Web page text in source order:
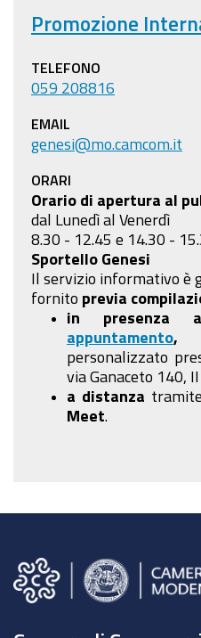
Promozione
TELEFONO
059 208816
EMAIL
genesi@mo.camcom.it
ORARI
Orario di apertura al
dal Lunedì al Venerdì
8.30 - 12.45 e 14.30 -
Sportello Genesi
Il servizio informativo è
fornito previa
in presenza
appuntamento
personalizzato
via Ganaceto 140,
a distanza
Meet